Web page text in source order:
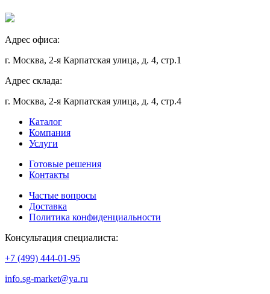
Адрес офиса:
г. Москва, 2-я Карпатская улица, д. 4, стр.1
Адрес склада:
г. Москва, 2-я Карпатская улица, д. 4, стр.4
Каталог
Компания
Услуги
Готовые решения
Контакты
Частые вопросы
Доставка
Политика конфиденциальности
Консультация специалиста:
+7 (499) 444-01-95
info.sg-market@ya.ru